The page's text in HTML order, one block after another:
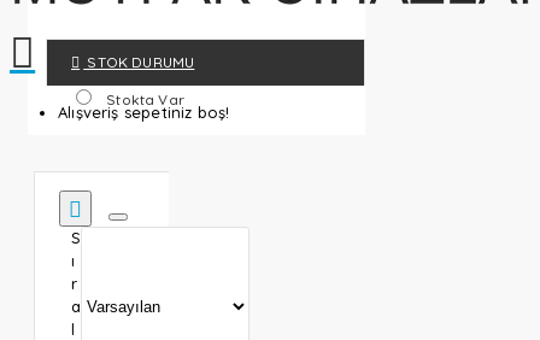
Alışveriş sepetiniz boş!
STOK DURUMU
Stokta Var
S
ı
r
a
l